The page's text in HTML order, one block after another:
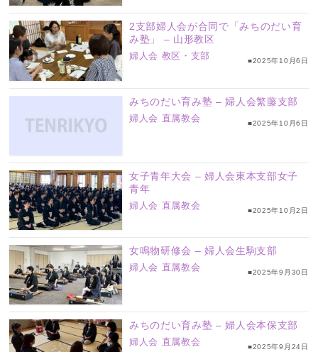
2支部婦人会が合同で「みちのだい育
み塾」 – 山形教区
婦人会 教区・支部 ■2025年10月6日
みちのだい育み塾 – 婦人会繁藤支部
婦人会 直属教会 ■2025年10月6日
女子青年大会 – 婦人会東本支部女子
青年
婦人会 直属教会 ■2025年10月2日
女鳴物研修会 – 婦人会生駒支部
婦人会 直属教会 ■2025年9月30日
みちのだい育み塾 – 婦人会本保支部
婦人会 直属教会 ■2025年9月24日